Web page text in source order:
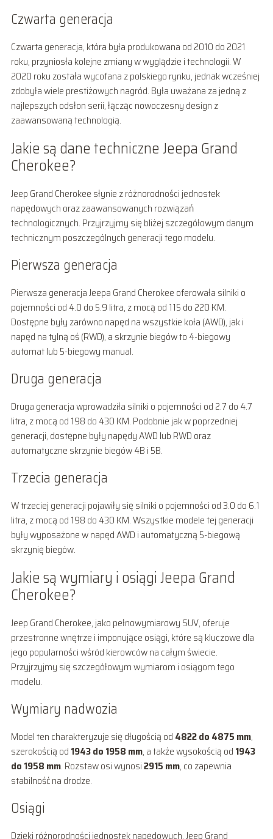
Czwarta generacja
Czwarta generacja, która była produkowana od 2010 do 2021
roku, przyniosła kolejne zmiany w wyglądzie i technologii. W
2020 roku została wycofana z polskiego rynku, jednak wcześniej
zdobyła wiele prestiżowych nagród. Była uważana za jedną z
najlepszych odsłon serii, łącząc nowoczesny design z
zaawansowaną technologią.
Jakie są dane techniczne Jeepa Grand
Cherokee?
Jeep Grand Cherokee słynie z różnorodności jednostek
napędowych oraz zaawansowanych rozwiązań
technologicznych. Przyjrzyjmy się bliżej szczegółowym danym
technicznym poszczególnych generacji tego modelu.
Pierwsza generacja
Pierwsza generacja Jeepa Grand Cherokee oferowała silniki o
pojemności od 4.0 do 5.9 litra, z mocą od 115 do 220 KM.
Dostępne były zarówno napęd na wszystkie koła (AWD), jak i
napęd na tylną oś (RWD), a skrzynie biegów to 4-biegowy
automat lub 5-biegowy manual.
Druga generacja
Druga generacja wprowadziła silniki o pojemności od 2.7 do 4.7
litra, z mocą od 198 do 430 KM. Podobnie jak w poprzedniej
generacji, dostępne były napędy AWD lub RWD oraz
automatyczne skrzynie biegów 4B i 5B.
Trzecia generacja
W trzeciej generacji pojawiły się silniki o pojemności od 3.0 do 6.1
litra, z mocą od 198 do 430 KM. Wszystkie modele tej generacji
były wyposażone w napęd AWD i automatyczną 5-biegową
skrzynię biegów.
Jakie są wymiary i osiągi Jeepa Grand
Cherokee?
Jeep Grand Cherokee, jako pełnowymiarowy SUV, oferuje
przestronne wnętrze i imponujące osiągi, które są kluczowe dla
jego popularności wśród kierowców na całym świecie.
Przyjrzyjmy się szczegółowym wymiarom i osiągom tego
modelu.
Wymiary nadwozia
Model ten charakteryzuje się długością od 4822 do 4875 mm,
szerokością od 1943 do 1958 mm, a także wysokością od 1943
do 1958 mm. Rozstaw osi wynosi2915 mm, co zapewnia
stabilność na drodze.
Osiągi
Dzięki różnorodności jednostek napędowych, Jeep Grand